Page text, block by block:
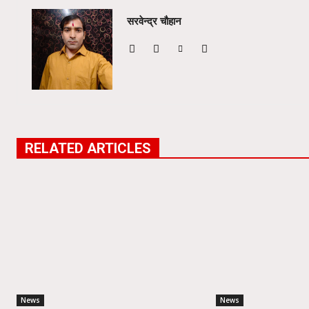
सरवेन्द्र चौहान
RELATED ARTICLES
News News